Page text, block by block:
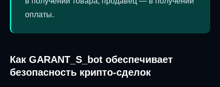
оплаты.
Как GARANT_S_bot обеспечивает
безопасность крипто-сделок